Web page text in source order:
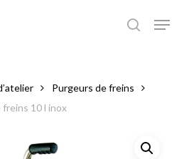
Purgeurs de freins
10 l inox